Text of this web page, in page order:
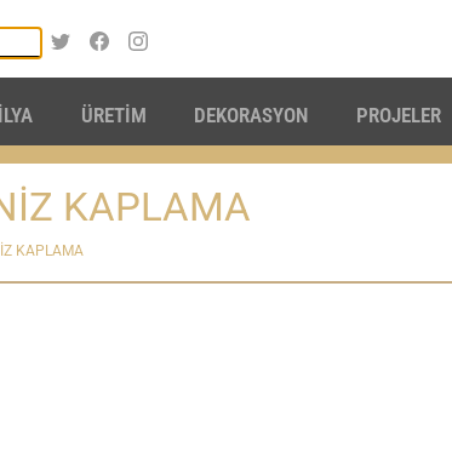
ÜRETİM DEKORASYON PROJELER
KAPLAMA
KAPLAMA